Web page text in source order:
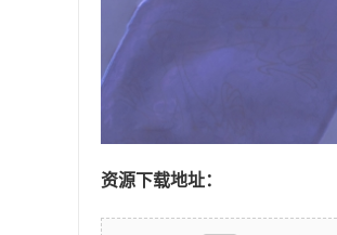
资源下载地址：